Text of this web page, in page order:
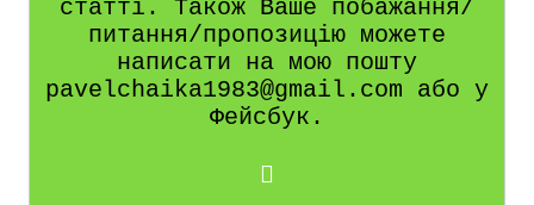
статті. Також Ваше побажання/
питання/пропозицію можете
написати на мою пошту
pavelchaika1983@gmail.com або у
Фейсбук.